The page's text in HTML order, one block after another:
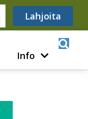
Lahjoita
Info